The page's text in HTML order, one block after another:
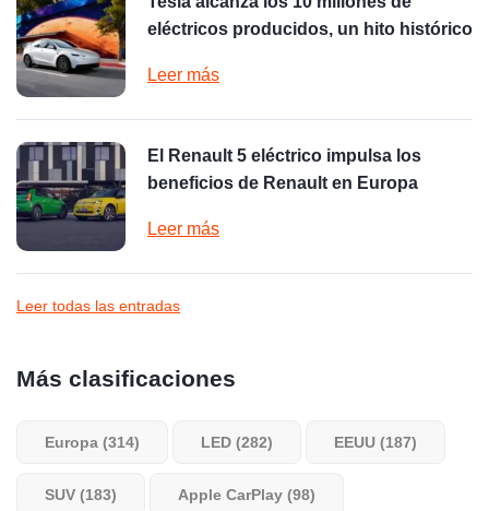
eléctricos producidos, un hito histórico
Leer más
El Renault 5 eléctrico impulsa los
beneficios de Renault en Europa
Leer más
Leer todas las entradas
Más clasificaciones
Europa (314) LED (282) EEUU (187)
SUV (183) Apple CarPlay (98)